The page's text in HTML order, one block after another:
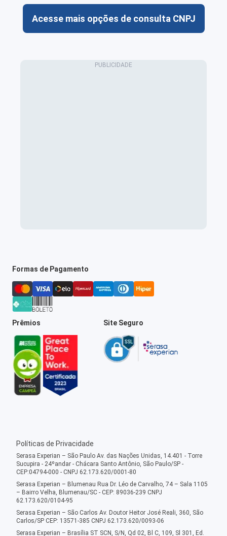
Acesse mais opções de consulta CNPJ
Formas de Pagamento
Prêmios Site Seguro
Políticas de Privacidade
Serasa Experian – São Paulo Av. das Nações Unidas, 14.401 - Torre
Sucupira - 24ºandar - Chácara Santo Antônio, São Paulo/SP -
CEP:04794-000 - CNPJ 62.173.620/0001-80
Serasa Experian – Blumenau Rua Dr. Léo de Carvalho, 74 – Sala 1105
– Bairro Velha, Blumenau/SC - CEP: 89036-239 CNPJ
62.173.620/0104-95
Serasa Experian – São Carlos Av. Doutor Heitor José Reali, 360, São
Carlos/SP CEP: 13571-385 CNPJ 62.173.620/0093-06
Serasa Experian – Brasília ST SCN, S/N, Qd 02, Bl C, 109, Sl 301, Ed.